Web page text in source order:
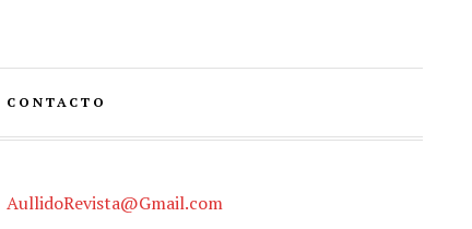
CONTACTO
AullidoRevista@Gmail.com